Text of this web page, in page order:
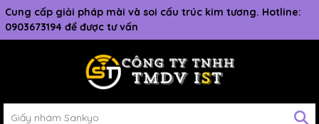
Cung cấp giải pháp mài và soi cấu trúc kim tương. Hotline:
0903673194 để được tư vấn